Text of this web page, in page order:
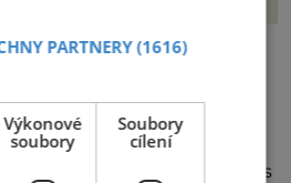
všechno vzdala?
má Dana Syslová (80)
jí oporou. Ale je to ještě
dnech čím dál častěji
mluví o svém odchodu. Dohnala ji snad samota? Půs
PARTNERY(1616)
Výkonové
soubory
Soubory
cílení